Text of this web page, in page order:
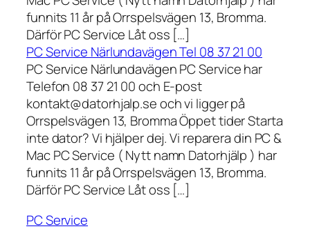
funnits 11 år på Orrspelsvägen 13, Bromma.
Därför PC Service Låt oss […]
PC Service Närlundavägen Tel 08 37 21 00
PC Service Närlundavägen PC Service har
Telefon 08 37 21 00 och E-post
kontakt@datorhjalp.se och vi ligger på
Orrspelsvägen 13, Bromma Öppet tider Starta
inte dator? Vi hjälper dej. Vi reparera din PC &
Mac PC Service ( Nytt namn Datorhjälp ) har
funnits 11 år på Orrspelsvägen 13, Bromma.
Därför PC Service Låt oss […]
PC Service